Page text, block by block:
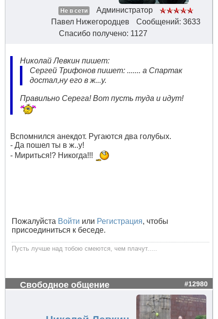
Не в сети
Администратор
Павел Нижегородцев
Сообщений: 3633
Спасибо получено: 1127
Николай Левкин пишет:
Сергей Трифонов пишет: ....... а Спартак
достал,ну его в ж...у.
Правильно Серега! Вот пусть туда и идут!
Вспомнился анекдот. Ругаются два голубых.
- Да пошел ты в ж..у!
- Мириться!? Никогда!!!
Пожалуйста Войти или Регистрация, чтобы
присоединиться к беседе.
Пусть лучше над тобою смеются, чем плачут.....
Свободное общение #12980